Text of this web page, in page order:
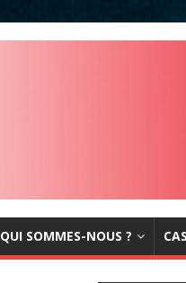
QUI SOMMES-NOUS ?